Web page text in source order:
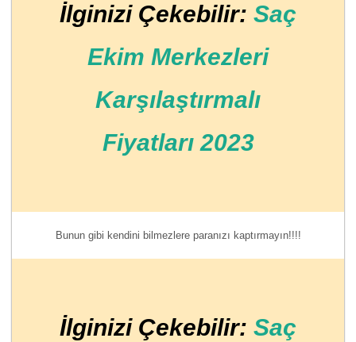
İlginizi Çekebilir: Saç
Ekim Merkezleri
Karşılaştırmalı
Fiyatları 2023
Bunun gibi kendini bilmezlere paranızı kaptırmayın!!!!
İlginizi Çekebilir: Saç